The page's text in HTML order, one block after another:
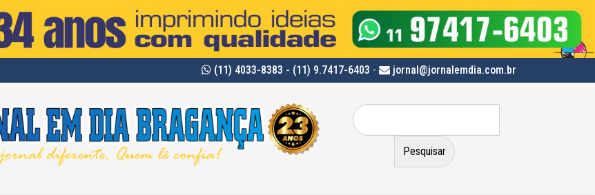
(11) 4033-8383 - (11) 9.7417-6403 - jornal@jornalemdia.com.br
Pesquisar
por: